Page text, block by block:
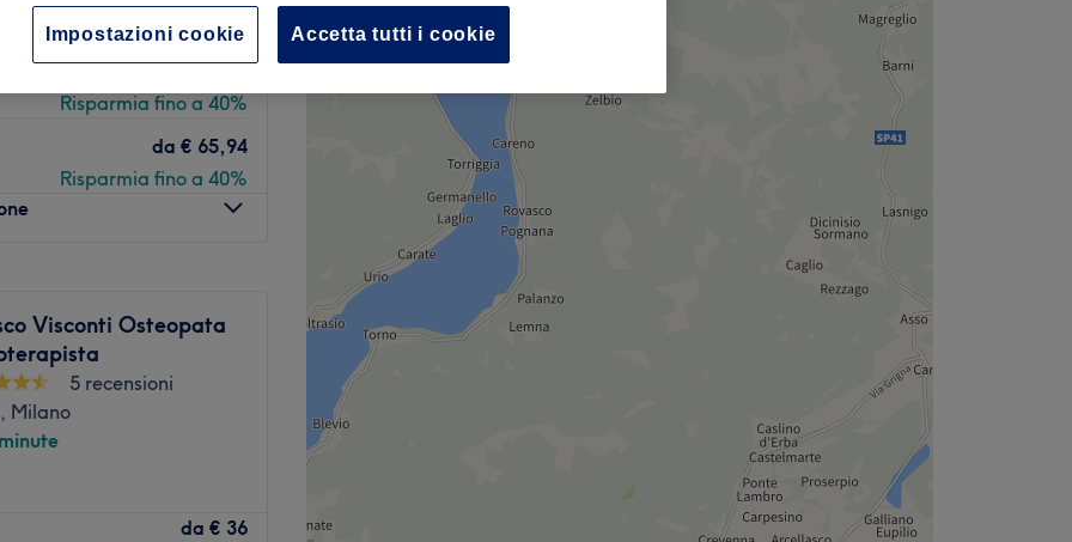
Risparmia fino a 50%
da € 53,94
Risparmia fino a 40%
da € 65,94
Risparmia fino a 40%
27 a Milano.
Visconti Osteopata
5 recensioni
Milano
da € 36
Accetta tutti i cookie
Impostazioni cookie